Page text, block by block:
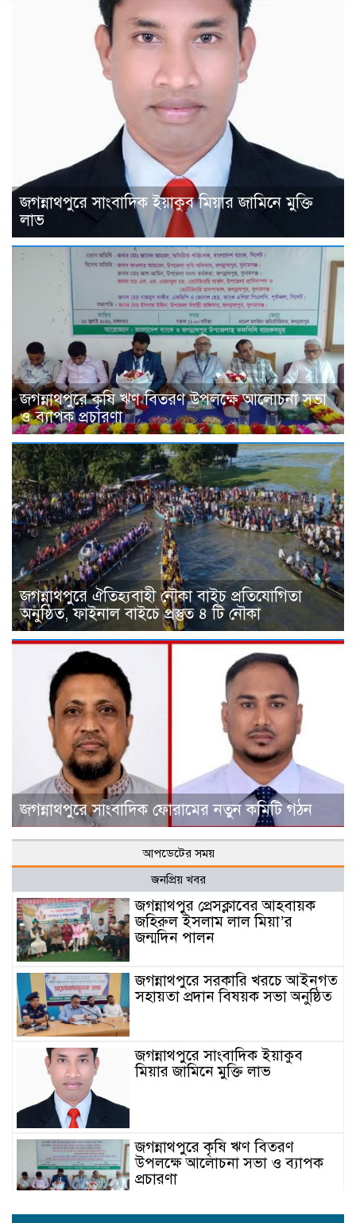
জগন্নাথপুরে সাংবাদিক ইয়াকুব মিয়ার জামিনে মুক্তি
লাভ
জগন্নাথপুরে কৃষি ঋণ বিতরণ উপলক্ষে আলোচনা সভা
ও ব্যাপক প্রচারণা
জগন্নাথপুরে ঐতিহ্যবাহী নৌকা বাইচ প্রতিযোগিতা
অনুষ্ঠিত, ফাইনাল বাইচে প্রস্তুত ৪ টি নৌকা
জগন্নাথপুরে সাংবাদিক ফোরামের নতুন কমিটি গঠন
আপডেটের সময়
জনপ্রিয় খবর
জগন্নাথপুর প্রেসক্লাবের আহবায়ক
জহিরুল ইসলাম লাল মিয়া’র
জন্মদিন পালন
জগন্নাথপুরে সরকারি খরচে আইনগত
সহায়তা প্রদান বিষয়ক সভা অনুষ্ঠিত
জগন্নাথপুরে সাংবাদিক ইয়াকুব
মিয়ার জামিনে মুক্তি লাভ
জগন্নাথপুরে কৃষি ঋণ বিতরণ
উপলক্ষে আলোচনা সভা ও ব্যাপক
প্রচারণা